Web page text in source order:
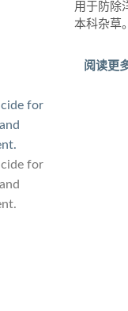
用于防除
本科杂草
阅读更